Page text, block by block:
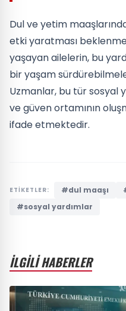
Dul ve yetim
etki yaratması
yaşayan ailelerin, bu
bir yaşam
Uzmanlar, bu tür sosyal
ve güven ortamının
ifade etmektedir.
ETİKETLER: #dul maaşı
#sosyal yardımlar
İLGİLİ HABERLER